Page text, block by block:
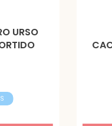
URSO